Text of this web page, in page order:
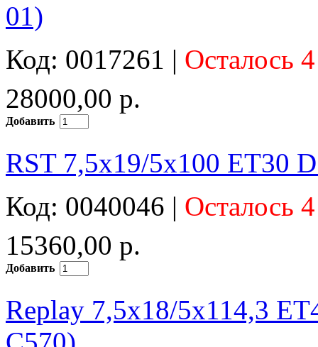
01)
Код: 0017261 | Осталось
28000,00 р.
Добавить
RST 7,5x19/5x100 ET30
Код: 0040046 | Осталось
15360,00 р.
Добавить
Replay 7,5x18/5x114,3